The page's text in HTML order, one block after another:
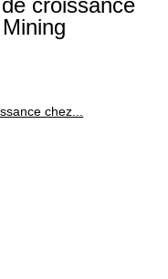
croissance
chez...